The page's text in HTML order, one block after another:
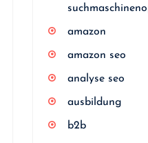
amazon
amazon seo
analyse seo
ausbildung
b2b